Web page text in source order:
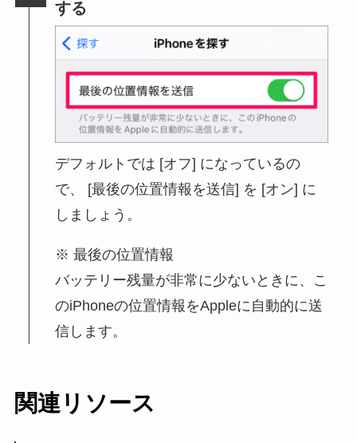
する
デフォルトでは [オフ] になっているの
で、 [最後の位置情報を送信] を [オン] に
しましょう。
最後の位置情報
バッテリー残量が非常に少ないときに、こ
のiPhoneの位置情報をAppleに自動的に送
信します。
関連リソース